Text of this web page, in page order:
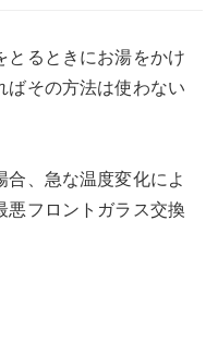
とるときにお湯をかけ
ばその方法は使わない
合、急な温度変化によ
悪フロントガラス交換